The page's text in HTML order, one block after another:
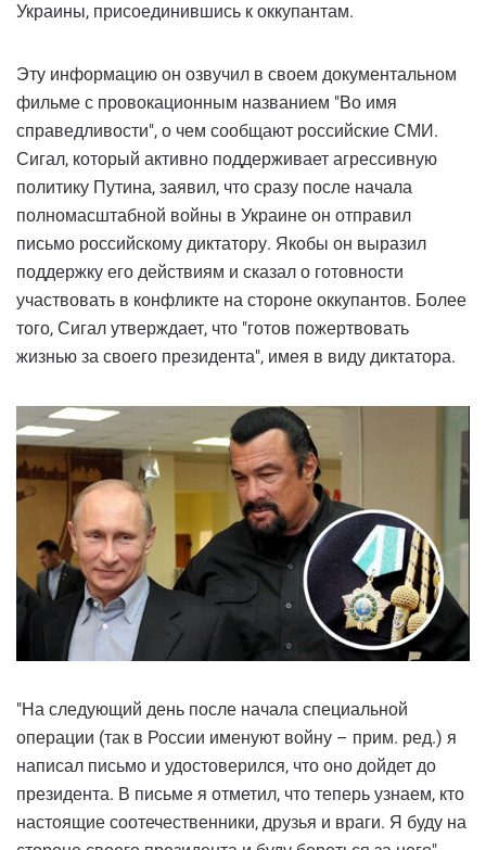
Украины, присоединившись к оккупантам.
Эту информацию он озвучил в своем документальном
фильме с провокационным названием "Во имя
справедливости", о чем сообщают российские СМИ.
Сигал, который активно поддерживает агрессивную
политику Путина, заявил, что сразу после начала
полномасштабной войны в Украине он отправил
письмо российскому диктатору. Якобы он выразил
поддержку его действиям и сказал о готовности
участвовать в конфликте на стороне оккупантов. Более
того, Сигал утверждает, что "готов пожертвовать
жизнью за своего президента", имея в виду диктатора.
"На следующий день после начала специальной
операции (так в России именуют войну – прим. ред.) я
написал письмо и удостоверился, что оно дойдет до
президента. В письме я отметил, что теперь узнаем, кто
настоящие соотечественники, друзья и враги. Я буду на